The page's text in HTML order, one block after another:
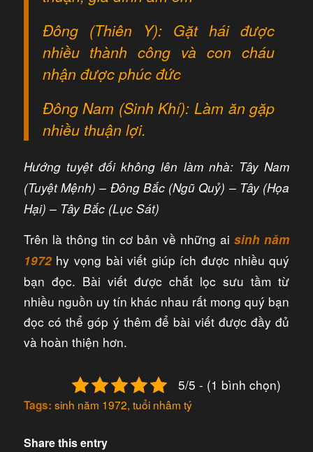
Đông (Thiên Y): Gặt hái được
nhiều thành công và con cháu
nhận được phúc đức
Đông Nam (Sinh Khí): Làm ăn gặp
nhiều thuận lợi.
Hướng tuyệt đối không lên làm nhà: Tây Nam
(Tuyệt Mệnh) – Đông Bắc (Ngũ Quỷ) – Tây (Họa
Hại) – Tây Bắc (Lục Sát)
Trên là thông tin cơ bản về những aisinh năm
1972hy vọng bài viết giúp ích được nhiều quý
bạn đọc. Bài viết được chắt lọc sưu tầm từ
nhiều nguồn uy tín khác nhau rất mong quý bạn
đọc có thể góp ý thêm để bài viết được đầy đủ
và hoàn thiện hơn.
5/5 - (1 bình chọn)
Tags: sinh năm 1972, tuổi nhâm tý
Share this entry